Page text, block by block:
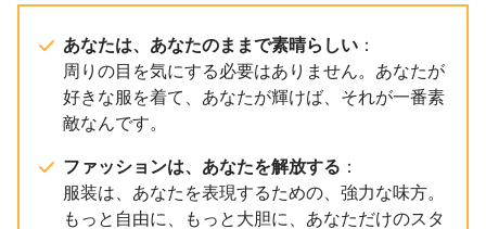
あなたは、あなたのままで素晴らしい ：
周りの目を気にする必要はありません。あなたが
好きな服を着て、あなたが輝けば、それが一番素
敵なんです。
ファッションは、あなたを解放する ：
服装は、あなたを表現するための、強力な味方。
もっと自由に、もっと大胆に、あなただけのスタ